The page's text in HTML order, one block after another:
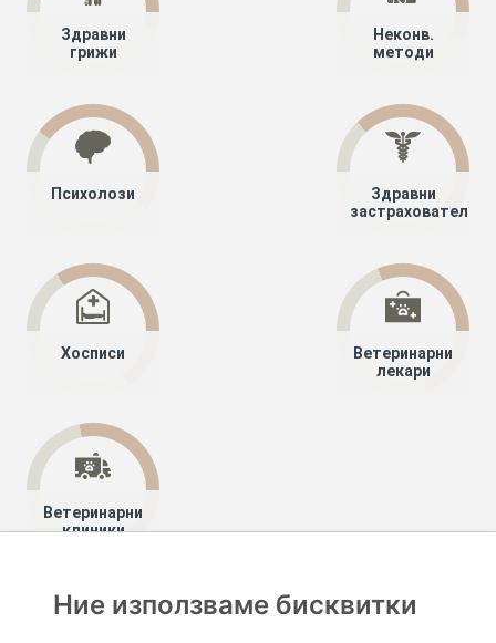
Здравни
грижи
Неконв.
методи
Психолози
Здравни
застрахователи
Хосписи
Ветеринарни
лекари
Ветеринарни
клиники
Специалисти
Ние използваме бисквитки